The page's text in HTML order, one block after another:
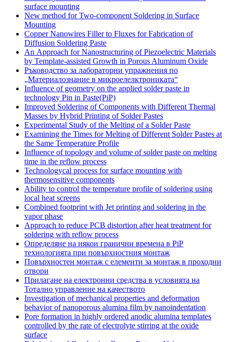
surface mounting
New method for Two-component Soldering in Surface
Mounting
Copper Nanowires Filler to Fluxes for Fabrication of
Diffusion Soldering Paste
An Аpproach for Nanostructuring of Piezoelectric Materials
by Template-assisted Growth in Porous Aluminum Oxide
Ръководство за лабораторни упражнения по
„Материалознание в микроелелктрониката“
Influence of geometry on the applied solder paste in
technology Pin in Paste(PiP)
Improved Soldering of Components with Different Thermal
Masses by Hybrid Printing of Solder Pastes
Experimental Study of the Melting of a Solder Paste
Examining the Times for Melting of Different Solder Pastes at
the Same Temperature Profile
Influence of topology and volume of solder paste on melting
time in the reflow process
Technologycal process for surface mounting with
thermosensitive components
Ability to control the temperature profile of soldering using
local heat screens
Combined footprint with Jet printing and soldering in the
vapor phase
Approach to reduce PCB distortion after heat treatment for
soldering with reflow process
Определяне на някои гранични времена в PiP
технологията при повърхностния монтаж
Повърхностен монтаж с елементи за монтаж в проходни
отвори
Прилагане на електронни средства в условията на
Тотално управление на качеството
Investigation of mechanical properties and deformation
behavior of nanoporous alumina film by nanoindentation
Pore formation in highly ordered anodic alumina templates
controlled by the rate of electrolyte stirring at the oxide
surface